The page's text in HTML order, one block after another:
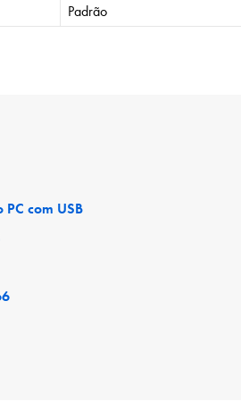
Padrão
com USB